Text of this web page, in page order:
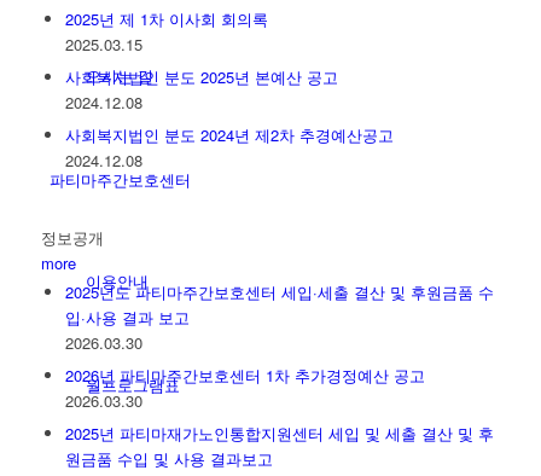
오시는 길
파티마주간보호센터
이용안내
월프로그램표
2025년 제 1차 이사회 회의록
2025.03.15
사회복지법인 분도 2025년 본예산 공고
2024.12.08
사회복지법인 분도 2024년 제2차 추경예산공고
2024.12.08
정보공개
more
2025년도 파티마주간보호센터 세입·세출 결산 및 후원금품 수
입·사용 결과 보고
2026.03.30
2026년 파티마주간보호센터 1차 추가경정예산 공고
2026.03.30
2025년 파티마재가노인통합지원센터 세입 및 세출 결산 및 후
원금품 수입 및 사용 결과보고